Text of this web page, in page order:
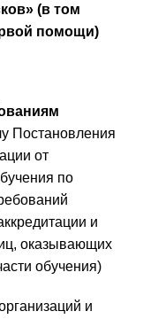
(в том
помощи)
Постановления
от
по
и
оказывающих
обучения)
и